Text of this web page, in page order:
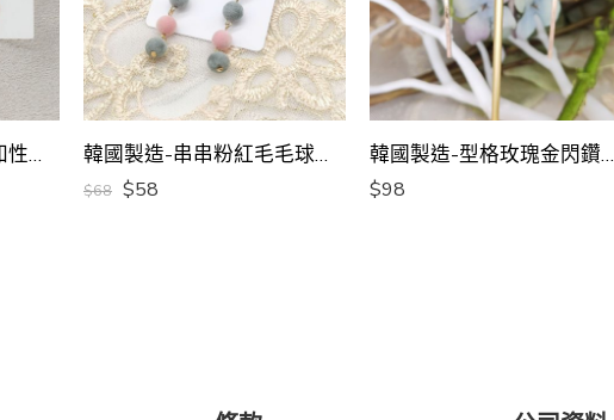
韓國製造-半滿閃鑽的知性耳環 韓國製造-串串粉紅毛毛球耳環
$68 $58
韓國製造-型格玫瑰金閃鑽幾何長耳環
$98